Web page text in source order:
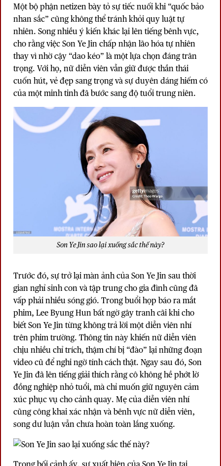
Một bộ phận netizen bày tỏ sự tiếc nuối khi “quốc bảo
nhan sắc” cũng không thể tránh khỏi quy luật tự
nhiên. Song nhiều ý kiến khác lại lên tiếng bênh vực,
cho rằng việc Son Ye Jin chấp nhận lão hóa tự nhiên
thay vì nhờ cậy “dao kéo” là một lựa chọn đáng trân
trọng. Với họ, nữ diễn viên vẫn giữ được thần thái
cuốn hút, vẻ đẹp sang trọng và sự duyên dáng hiếm có
của một minh tinh đã bước sang độ tuổi trung niên.
Son Ye Jin sao lại xuống sắc thế này?
Trước đó, sự trở lại màn ảnh của Son Ye Jin sau thời
gian nghỉ sinh con và tập trung cho gia đình cũng đã
vấp phải nhiều sóng gió. Trong buổi họp báo ra mắt
phim, Lee Byung Hun bất ngờ gây tranh cãi khi cho
biết Son Ye Jin từng không trả lời một diễn viên nhí
trên phim trường. Thông tin này khiến nữ diễn viên
chịu nhiều chỉ trích, thậm chí bị “đào” lại những đoạn
video cũ để nghi ngờ tính cách thật. Ngay sau đó, Son
Ye Jin đã lên tiếng giải thích rằng cô không hề phớt lờ
đồng nghiệp nhỏ tuổi, mà chỉ muốn giữ nguyên cảm
xúc phục vụ cho cảnh quay. Mẹ của diễn viên nhí
cũng công khai xác nhận và bênh vực nữ diễn viên,
song dư luận vẫn chưa hoàn toàn lắng xuống.